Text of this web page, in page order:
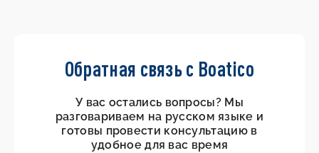
Обратная связь с Boatico
У вас остались вопросы? Мы
разговариваем на русском языке и
готовы провести консультацию в
удобное для вас время